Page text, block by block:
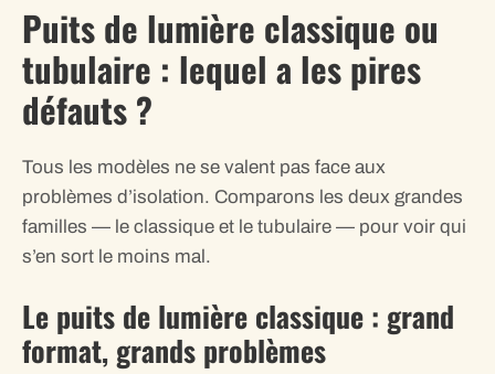
Puits de lumière classique ou
tubulaire : lequel a les pires
défauts ?
Tous les modèles ne se valent pas face aux
problèmes d’isolation. Comparons les deux grandes
familles — le classique et le tubulaire — pour voir qui
s’en sort le moins mal.
Le puits de lumière classique : grand
format, grands problèmes